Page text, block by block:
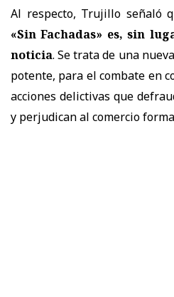
Al respecto, Trujillo señaló
«Sin Fachadas» es, sin
noticia. Se trata de una
potente, para el combate en
acciones delictivas que
y perjudican al comercio